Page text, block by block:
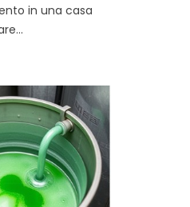
in una casa